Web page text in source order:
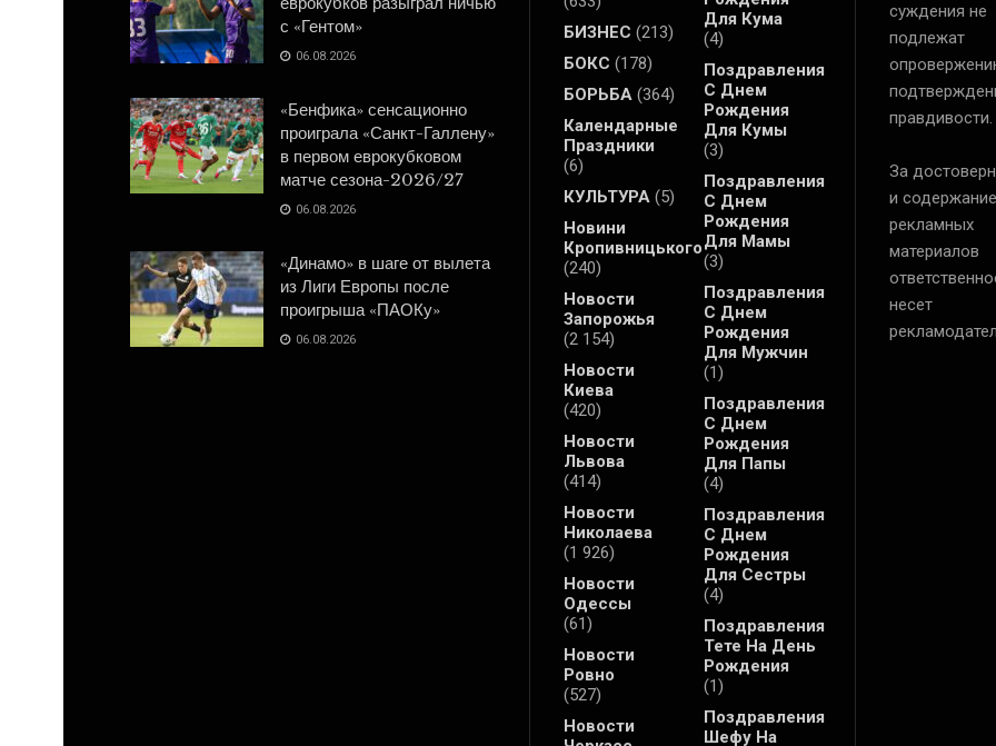
с «Гентом»
06.08.2026
«Бенфика» сенсационно
проиграла «Санкт-Галлену»
в первом еврокубковом
матче сезона-2026/27
06.08.2026
«Динамо» в шаге от вылета
из Лиги Европы после
проигрыша «ПАОКу»
06.08.2026
БИЗНЕС (213)
БОКС (178)
БОРЬБА (364)
Календарные
Праздники
(6)
КУЛЬТУРА (5)
Новини
Кропивницького
(240)
Новости
Запорожья
(2 154)
Новости
Киева
(420)
Новости
Львова
(414)
Новости
Николаева
(1 926)
Новости
Одессы
(61)
Новости
Ровно
(527)
Новости
Для Кума
(4)
Поздравления
С Днем
Рождения
Для Кумы
(3)
Поздравления
С Днем
Рождения
Для Мамы
(3)
Поздравления
С Днем
Рождения
Для Мужчин
(1)
Поздравления
С Днем
Рождения
Для Папы
(4)
Поздравления
С Днем
Рождения
Для Сестры
(4)
Поздравления
Тете На День
Рождения
(1)
Поздравления
Шефу На
суждения не
подлежат
правдивости.
За
и содержание
рекламных
материалов
несет